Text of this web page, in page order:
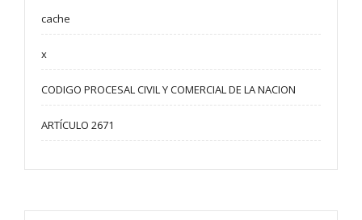
cache
x
CODIGO PROCESAL CIVIL Y COMERCIAL DE LA NACION
ARTÍCULO 2671